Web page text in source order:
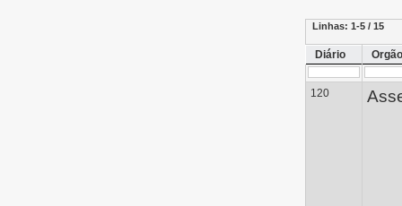
Linhas: 1-5 / 15
Diário Orgão
120